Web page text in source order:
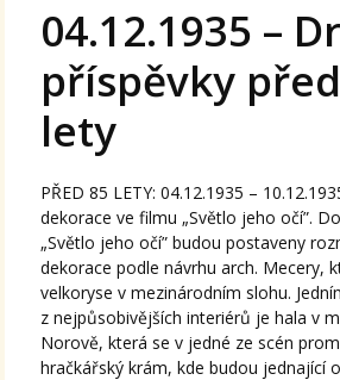
04.12.1935 –
příspěvky
lety
PŘED 85 LETY: 04.12.1935 –
dekorace ve filmu „Světlo jeho očí”.
„Světlo jeho očí” budou postaveny
dekorace podle návrhu arch. Mecery,
velkoryse v mezinárodním slohu.
z nejpůsobivějších interiérů je hala v
Norově, která se v jedné ze scén
hračkářský krám, kde budou jednající